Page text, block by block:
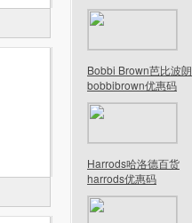
Bobbi Brown芭比波朗
bobbibrown优惠码
Harrods哈洛德百货
harrods优惠码